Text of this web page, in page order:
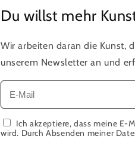
Du willst mehr
Wir arbeiten daran die Kunst,
unserem Newsletter an und
Ich akzeptiere, dass meine E-
wird. Durch Absenden meiner